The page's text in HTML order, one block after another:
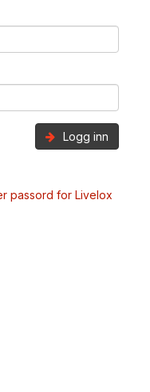
Logg inn
passord for Livelox